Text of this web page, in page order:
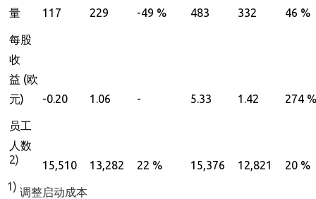
量
117 229 -49 % 483 332 46 %
每股
收
益 (欧
元) -0.20 1.06 - 5.33 1.42 274 %
员工
人数
2)
15,510 13,282 22 % 15,376 12,821
20 %
1) 调整启动成本